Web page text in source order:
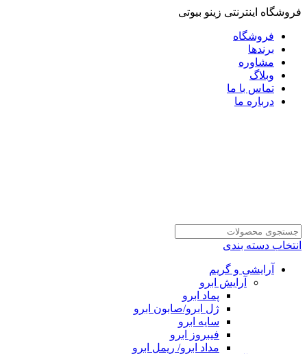
فروشگاه اینترنتی زینو بیوتی
فروشگاه
برندها
مشاوره
وبلاگ
تماس با ما
درباره ما
انتخاب دسته بندی
آرایشی و گریم
آرایش ابرو
پماد ابرو
ژل ابرو/صابون ابرو
سایه ابرو
فیبروز ابرو
مداد ابرو/ ریمل ابرو